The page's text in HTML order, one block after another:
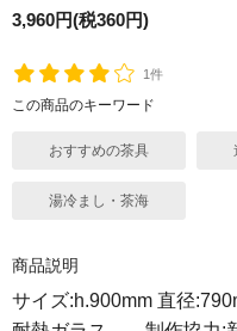
3,960円(税360円)
1件
この商品のキーワード
おすすめの茶具
湯冷まし・茶海
商品説明
サイズ:h.900mm 直径